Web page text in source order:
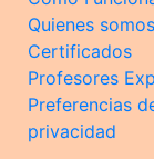
Quienes somos
Certificados
Profesores
Preferencias
privacidad